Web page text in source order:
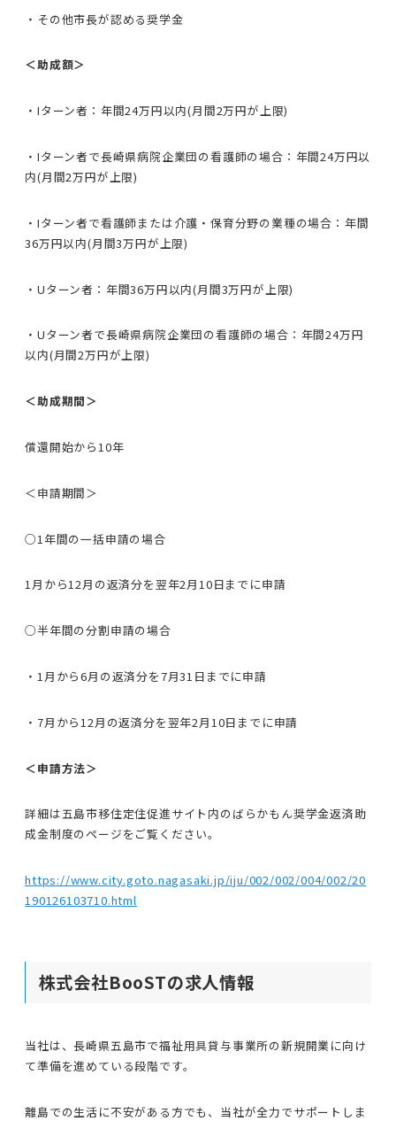
・その他市長が認める奨学金
＜助成額＞
・Iターン者：年間24万円以内(月間2万円が上限)
・Iターン者で長崎県病院企業団の看護師の場合：年間24万円以
内(月間2万円が上限)
・Iターン者で看護師または介護・保育分野の業種の場合：年間
36万円以内(月間3万円が上限)
・Uターン者：年間36万円以内(月間3万円が上限)
・Uターン者で長崎県病院企業団の看護師の場合：年間24万円
以内(月間2万円が上限)
＜助成期間＞
償還開始から10年
＜申請期間＞
○1年間の一括申請の場合
1月から12月の返済分を翌年2月10日までに申請
○半年間の分割申請の場合
・1月から6月の返済分を7月31日までに申請
・7月から12月の返済分を翌年2月10日までに申請
＜申請方法＞
詳細は五島市移住定住促進サイト内のばらかもん奨学金返済助
成金制度のページをご覧ください。
https://www.city.goto.nagasaki.jp/iju/002/002/004/002/20
190126103710.html
株式会社BooSTの求人情報
当社は、長崎県五島市で福祉用具貸与事業所の新規開業に向け
て準備を進めている段階です。
離島での生活に不安がある方でも、当社が全力でサポートしま